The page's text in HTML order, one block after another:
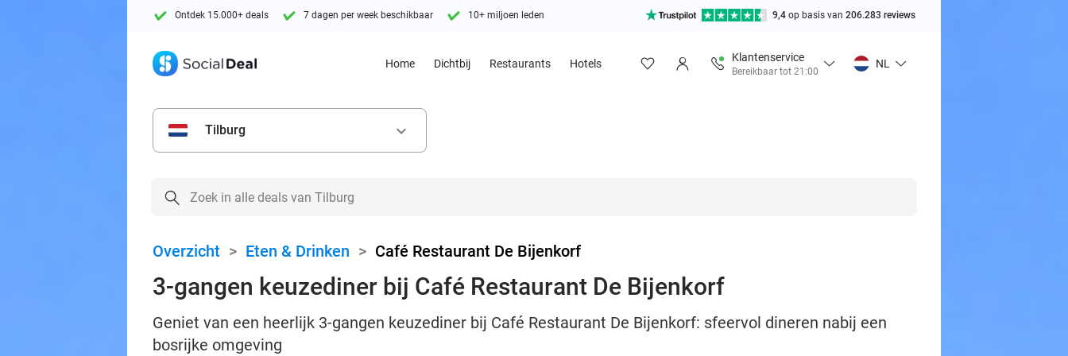
Ontdek 15.000+ deals 7 dagen per week beschikbaar 10+ miljoen leden 9,4 op basis van 206.283 reviews
Home Dichtbij Restaurants Hotels
Klantenservice
Bereikbaar tot 21:00
NL
Tilburg keyboard_arrow_down
Overzicht > Eten & Drinken > Café Restaurant De Bijenkorf
3-gangen keuzediner bij Café Restaurant De Bijenkorf
Geniet van een heerlijk 3-gangen keuzediner bij Café Restaurant De Bijenkorf: sfeervol dineren nabij een
bosrijke omgeving